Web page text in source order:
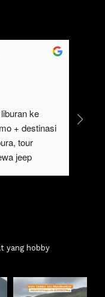
ke
+ destinasi
tour
jeep
yang hobby